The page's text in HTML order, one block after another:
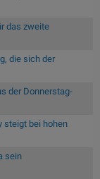
das zweite
die sich der
der Donnerstag-
steigt bei hohen
sein